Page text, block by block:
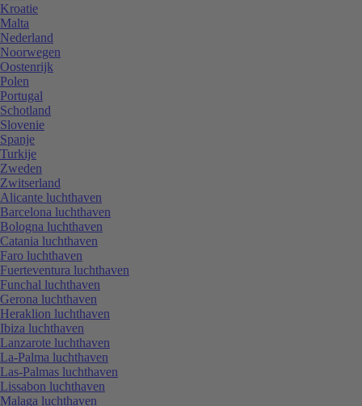
Kroatie
Malta
Nederland
Noorwegen
Oostenrijk
Polen
Portugal
Schotland
Slovenie
Spanje
Turkije
Zweden
Zwitserland
Alicante luchthaven
Barcelona luchthaven
Bologna luchthaven
Catania luchthaven
Faro luchthaven
Fuerteventura luchthaven
Funchal luchthaven
Gerona luchthaven
Heraklion luchthaven
Ibiza luchthaven
Lanzarote luchthaven
La-Palma luchthaven
Las-Palmas luchthaven
Lissabon luchthaven
Malaga luchthaven